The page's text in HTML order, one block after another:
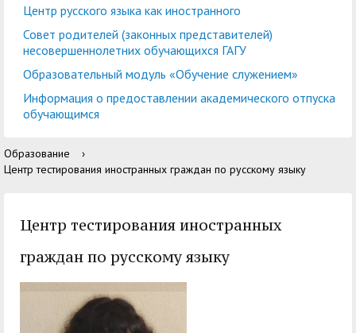
развития
информационной
политике и связям с
общественностью
Международная
деятельность
Закупки
Профком студентов и
Республиканская
школы
Лучшие студенты
Сведения о доходах
Вопросы ректору
Учебно-тренинговый
центр
Центр развития
педагогического
образования
Центр тестирования
иностранных граждан
Центр развития
муниципальных
Центр русского языка
Совет родителей
Центр русского языка как иностранного
Совет родителей (законных представителей)
несовершеннолетних обучающихся ГАГУ
Образовательный модуль «Обучение служением»
Информация о предоставлении академического отпуска
обучающимся
Образование
›
Центр тестирования иностранных граждан по русскому языку
Центр тестирования иностранных
граждан по русскому языку